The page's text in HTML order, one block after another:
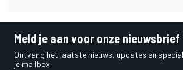
Meld je aan voor onze nieuwsbrief
Ontvang het laatste nieuws, updates en
je mailbox.